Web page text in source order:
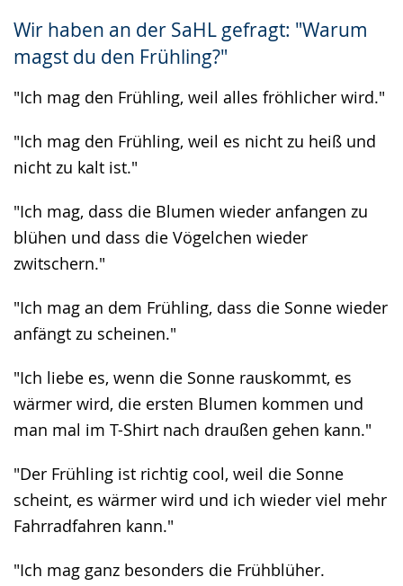
Wir haben an der SaHL gefragt: "Warum
magst du den Frühling?"
"Ich mag den Frühling, weil alles fröhlicher wird."
"Ich mag den Frühling, weil es nicht zu heiß und
nicht zu kalt ist."
"Ich mag, dass die Blumen wieder anfangen zu
blühen und dass die Vögelchen wieder
zwitschern."
"Ich mag an dem Frühling, dass die Sonne wieder
anfängt zu scheinen."
"Ich liebe es, wenn die Sonne rauskommt, es
wärmer wird, die ersten Blumen kommen und
man mal im T-Shirt nach draußen gehen kann."
"Der Frühling ist richtig cool, weil die Sonne
scheint, es wärmer wird und ich wieder viel mehr
Fahrradfahren kann."
"Ich mag ganz besonders die Frühblüher.
wechseln.
Deutscher
Gebärdensprache
wird